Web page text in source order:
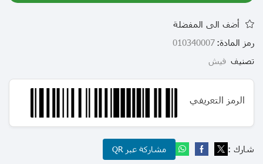
أضف الى المفضلة
رمز المادة: 010340007
تصنيف فيش
الرمز التعريفي
شارك : مشاركة عبر QR